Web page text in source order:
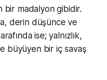
bir madalyon gibidir.
derin düşünce ve
ise; yalnızlık,
büyüyen bir iç savaş